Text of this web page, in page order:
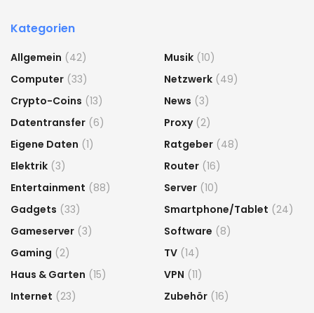
Kategorien
Allgemein (42)
Computer (33)
Crypto-Coins (13)
Datentransfer (6)
Eigene Daten (1)
Elektrik (3)
Entertainment (88)
Gadgets (33)
Gameserver (3)
Gaming (2)
Haus & Garten (15)
Internet (23)
Musik (10)
Netzwerk (49)
News (3)
Proxy(2)
Ratgeber (48)
Router (16)
Server (10)
Smartphone/Tablet (24)
Software (8)
TV (14)
VPN (11)
Zubehör (16)